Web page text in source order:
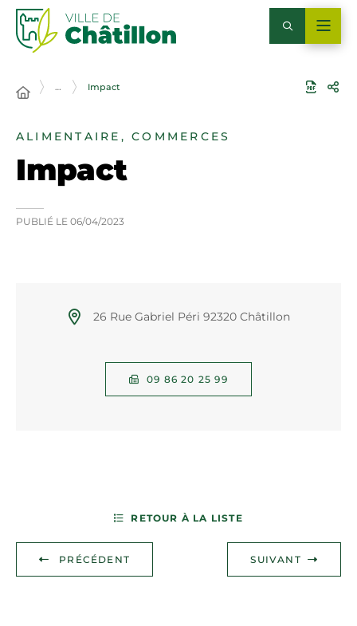
… Impact
ALIMENTAIRE, COMMERCES
Impact
PUBLIÉ LE 06/04/2023
26 Rue Gabriel Péri 92320 Châtillon
09 86 20 25 99
PRÉCÉDENT
RETOUR À LA LISTE
SUIVANT